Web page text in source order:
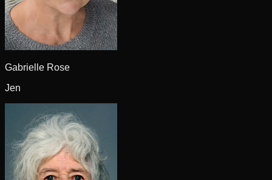
Gabrielle Rose
Jen